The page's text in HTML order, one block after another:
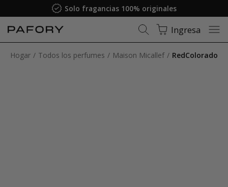
Solo fragancias 100% originales
Ingresa
Hogar Todos los perfumes Maison Micallef RedColorado